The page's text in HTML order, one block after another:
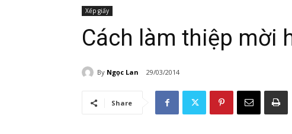
Xếp giấy
Cách làm thiệp mời
By Ngọc Lan 29/03/2014
Share